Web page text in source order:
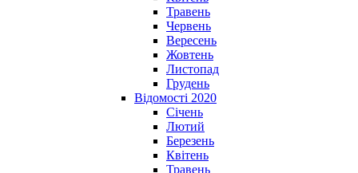
Травень
Червень
Вересень
Жовтень
Листопад
Грудень
Відомості 2020
Січень
Лютий
Березень
Квітень
Травень